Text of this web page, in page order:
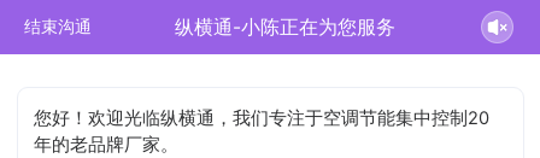
结束沟通 纵横通-小陈正在为您服务
您好！欢迎光临纵横通，我们专注于空调节能集中控制20
年的老品牌厂家。